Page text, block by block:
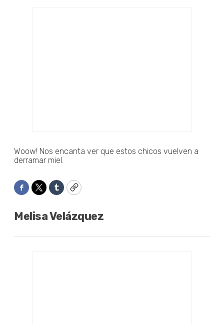
Woow! Nos encanta ver que estos chicos vuelven a
derramar miel.
Facebook
TwitterTumblrCopy
Melisa Velázquez